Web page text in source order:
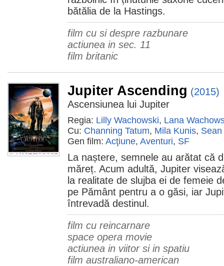
bătălia de la Hastings.
film cu si despre razbunare
actiunea in sec. 11
film britanic
Jupiter Ascending (2015)
Ascensiunea lui Jupiter
Regia: Lilly Wachowski, Lana
Cu: Channing Tatum, Mila Kunis,
Gen film: Acţiune, Aventuri, SF
La naștere, semnele au arătat că
măreț. Acum adultă, Jupiter
la realitate de slujba ei de femeie
pe Pământ pentru a o găsi, iar
întrevadă destinul.
film cu reincarnare
space opera movie
actiunea in viitor si in spatiu
film australiano-american